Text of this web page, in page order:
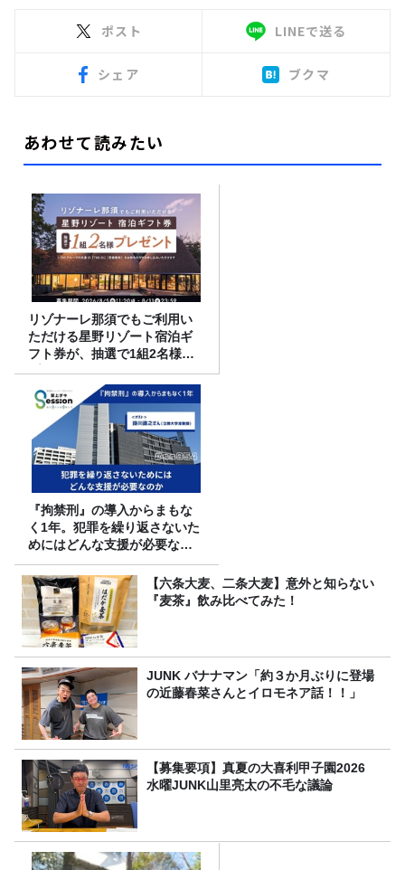
ポスト LINEで送る
シェア ブクマ
あわせて読みたい
リゾナーレ那須でもご利用い
ただける星野リゾート宿泊ギ
フト券が、抽選で1組2名様に
プレゼント！
『拘禁刑』の導入からまもな
く1年。犯罪を繰り返さないた
めにはどんな支援が必要なの
か
【六条大麦、二条大麦】意外と知らない
『麦茶』飲み比べてみた！
JUNK バナナマン「約３か月ぶりに登場
の近藤春菜さんとイロモネア話！！」
【募集要項】真夏の大喜利甲子園2026
水曜JUNK山里亮太の不毛な議論